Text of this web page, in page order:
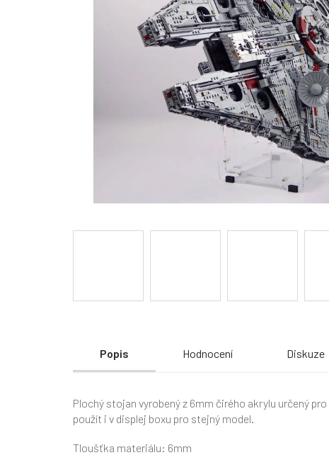
Popis Hodnocení Diskuze
Plochý stojan vyrobený z 6mm čirého akrylu určený pro
použít i v displej boxu pro stejný model.
Tloušťka materiálu: 6mm